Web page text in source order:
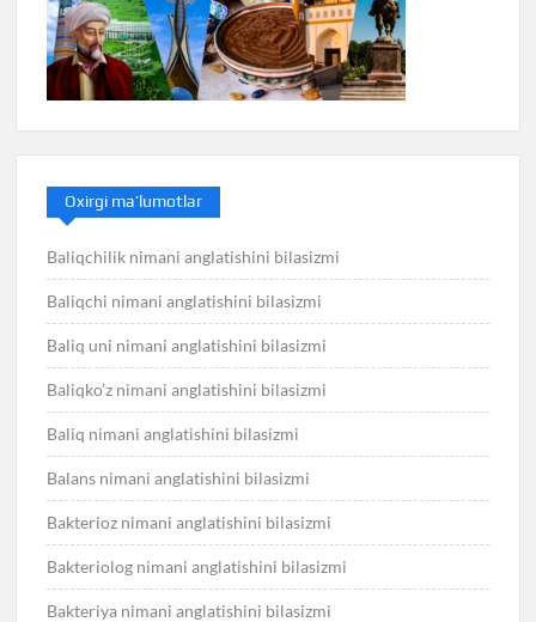
Oxirgi ma’lumotlar
Baliqchilik nimani anglatishini bilasizmi
Baliqchi nimani anglatishini bilasizmi
Baliq uni nimani anglatishini bilasizmi
Baliqko’z nimani anglatishini bilasizmi
Baliq nimani anglatishini bilasizmi
Balans nimani anglatishini bilasizmi
Bakterioz nimani anglatishini bilasizmi
Bakteriolog nimani anglatishini bilasizmi
Bakteriya nimani anglatishini bilasizmi